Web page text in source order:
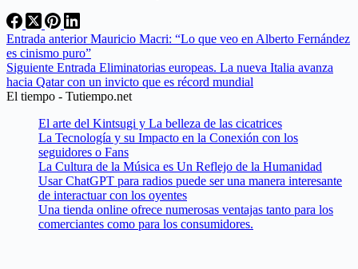
Entrada anteriorMauricio Macri: “Lo que veo en Alberto Fernández
es cinismo puro”
Siguiente Entrada Eliminatorias europeas. La nueva Italia avanza
hacia Qatar con un invicto que es récord mundial
El tiempo - Tutiempo.net
El arte del Kintsugi y La belleza de las cicatrices
La Tecnología y su Impacto en la Conexión con los
seguidores o Fans
La Cultura de la Música es Un Reflejo de la Humanidad
Usar ChatGPT para radios puede ser una manera interesante
de interactuar con los oyentes
Una tienda online ofrece numerosas ventajas tanto para los
comerciantes como para los consumidores.